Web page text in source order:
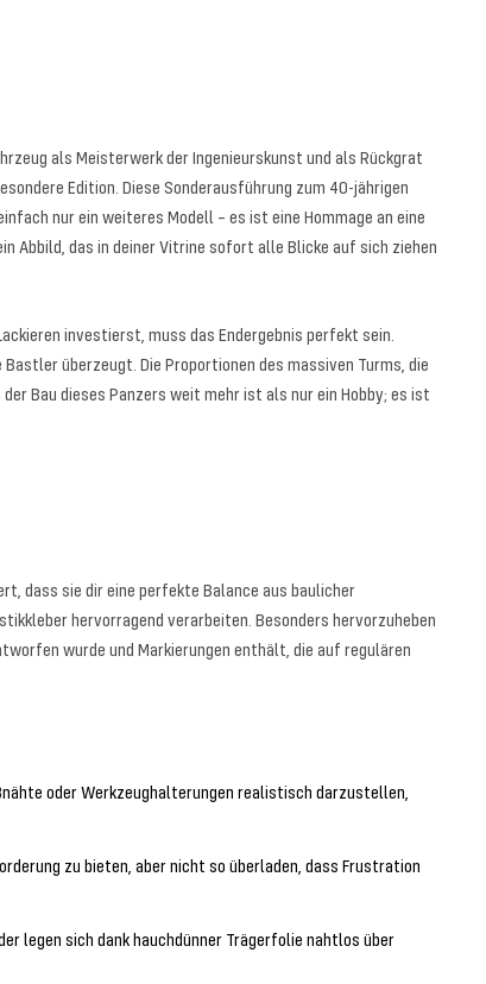
als Meisterwerk der Ingenieurskunst und als Rückgrat
Edition. Diese Sonderausführung zum 40-jährigen
nur ein weiteres Modell – es ist eine Hommage an eine
Abbild, das in deiner Vitrine sofort alle Blicke auf sich ziehen
investierst, muss das Endergebnis perfekt sein.
überzeugt. Die Proportionen des massiven Turms, die
Bau dieses Panzers weit mehr ist als nur ein Hobby; es ist
dass sie dir eine perfekte Balance aus baulicher
hervorragend verarbeiten. Besonders hervorzuheben
wurde und Markierungen enthält, die auf regulären
oder Werkzeughalterungen realistisch darzustellen,
zu bieten, aber nicht so überladen, dass Frustration
legen sich dank hauchdünner Trägerfolie nahtlos über